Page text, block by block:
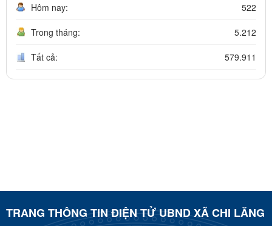
Hôm nay: 522
Trong tháng: 5.212
Tất cả: 579.911
TRANG THÔNG TIN ĐIỆN TỬ UBND XÃ CHI LĂNG